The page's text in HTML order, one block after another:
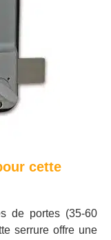
cette
de portes (35-60
serrure offre une